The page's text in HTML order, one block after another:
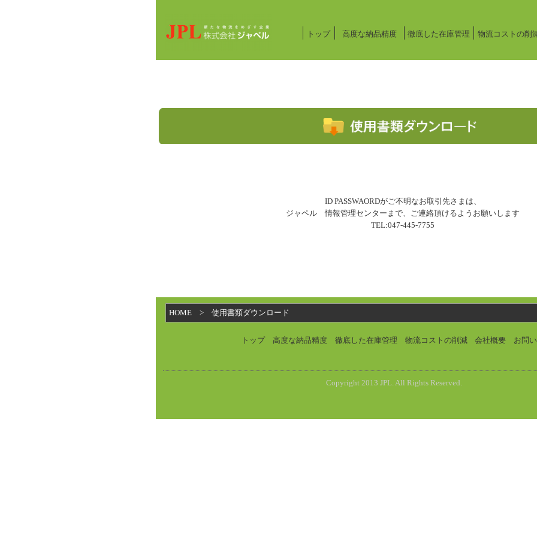
トップ
高度な納品精度 徹底した在庫管理 物流コストの削
ID PASSWAORDがご不明なお取引先さまは、
ジャペル 情報管理センターまで、ご連絡頂けるようお願いします
TEL:047-445-7755
HOME > 使用書類ダウンロード
トップ 高度な納品精度 徹底した在庫管理 物流コストの削減 会社概要 お問
Copyright 2013 JPL. All Rights Reserved.